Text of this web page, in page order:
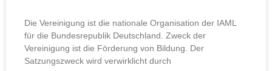
Die Vereinigung ist die nationale Organisation der IAML
für die Bundesrepublik Deutschland. Zweck der
Vereinigung ist die Förderung von Bildung. Der
Satzungszweck wird verwirklicht durch